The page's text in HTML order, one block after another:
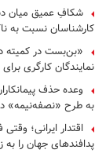
شکافِ عمیق میان
کارشناسان نسبت به
حمایتی هشدار دادند
«بن‌بست در کمیته
نمایندگان کارگری
وعده حذف
به طرح «نصفه‌نیمه»
اقتدار ایرانی؛
پدافندهای جهان را به